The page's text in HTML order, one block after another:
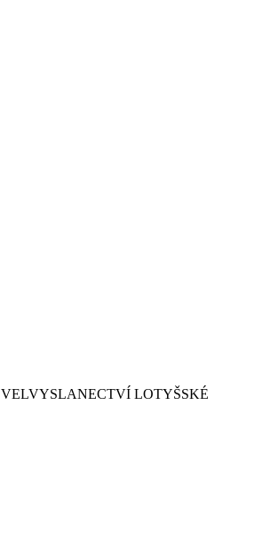
VELVYSLANECTVÍ LOTYŠSKÉ